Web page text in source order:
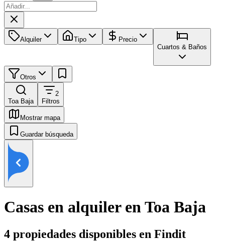
Alquiler Tipo
Precio
Cuartos & Baños
Otros
Toa Baja
2
Filtros
Mostrar mapa
Guardar búsqueda
Casas en alquiler en Toa Baja
4 propiedades disponibles en Findit